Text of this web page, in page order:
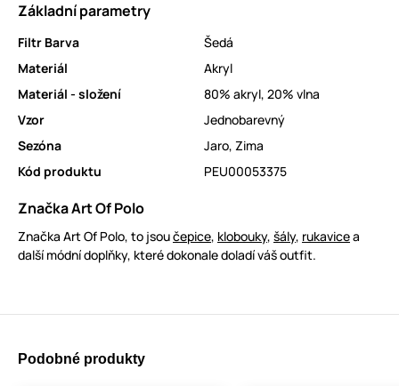
Základní parametry
Filtr Barva
Šedá
Materiál
Akryl
Materiál - složení
80% akryl, 20% vlna
Vzor
Jednobarevný
Sezóna
Jaro, Zima
Kód produktu
PEU00053375
Značka Art Of Polo
Značka Art Of Polo, to jsoučepice, klobouky, šály, rukavicea
další módní doplňky, které dokonale doladí váš outfit.
Podobné produkty